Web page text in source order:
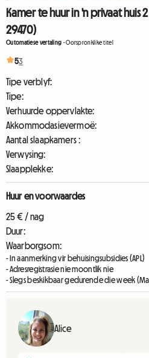
Kamer te huur in 'n privaat huis
29470)
Outomatiese vertaling -Oorspronklike titel
53
Tipe verblyf:
Tipe:
Verhuurde oppervlakte:
Akkommodasievermoë:
Aantal slaapkamers :
Verwysing:
Slaapplekke:
Huur en voorwaardes
25 € / nag
Duur:
Waarborgsom:
- In aanmerking vir behuisingsubsidies (APL)
- Adresregistrasie nie moontlik nie
- Slegs beskikbaar gedurende die week
Alice